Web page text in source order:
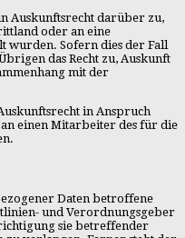
Auskunftsrecht darüber zu,
oder an eine
wurden. Sofern dies der Fall
das Recht zu, Auskunft
mit der
in Anspruch
einen Mitarbeiter des für die
Daten betroffene
und Verordnungsgeber
sie betreffender